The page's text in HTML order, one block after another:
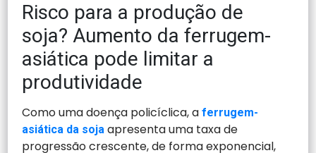
Risco para a produção de
soja? Aumento da ferrugem-
asiática pode limitar a
produtividade
Como uma doença policíclica, aferrugem-
asiática da soja apresenta uma taxa de
progressão crescente, de forma exponencial,